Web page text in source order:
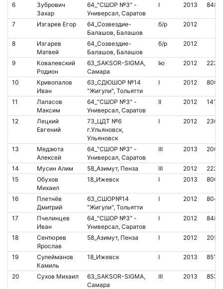
6
Зубрович
Захар
64_"СШОР №3" -
Универсал, Саратов
I 2013
7 Изгарев Егор
64_Созвездие-
Балашов, Балашов
б/р 2012
8
Изгарев
Матвей
64_Созвездие-
Балашов, Балашов
б/р 2012
9
Ковалевский
Родион
63_SAKSOR-SIGMA,
Самара
Iю 2012
10
Кривопалов
Иван
63_СДЮШОР №14
"Жигули", Тольятти
I 2012
11
Лапасов
Максим
64_"СШОР №3" -
Универсал, Саратов
II 2012
12
Лецкий
Евгений
73_ЦДТ №6
г.Ульяновск,
Ульяновск
I 2012
13
Медзюта
Алексей
64_"СШОР №3" -
Универсал, Саратов
III 2013
14 Мусин Алим 58_Азимут, Пенза III 2012
15
Обухов
Михаил
18_Ижевск I 2013
16
Плетнёв
Дмитрий
63_СШОР№14
"Жигули", Тольятти
I 2012
17
Пчелинцев
Иван
64_"СШОР №3" -
Универсал, Саратов
I 2012
18
Сентюрев
Ярослав
58_Азимут, Пенза I 2012
19
Сулейманов
Камиль
18_Ижевск I 2013
20 Сухов Михаил
63_SAKSOR-SIGMA,
Самара
III 2013